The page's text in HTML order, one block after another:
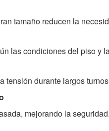
tamaño reducen la
las condiciones del piso y
tensión durante largos
mejorando la seguridad.